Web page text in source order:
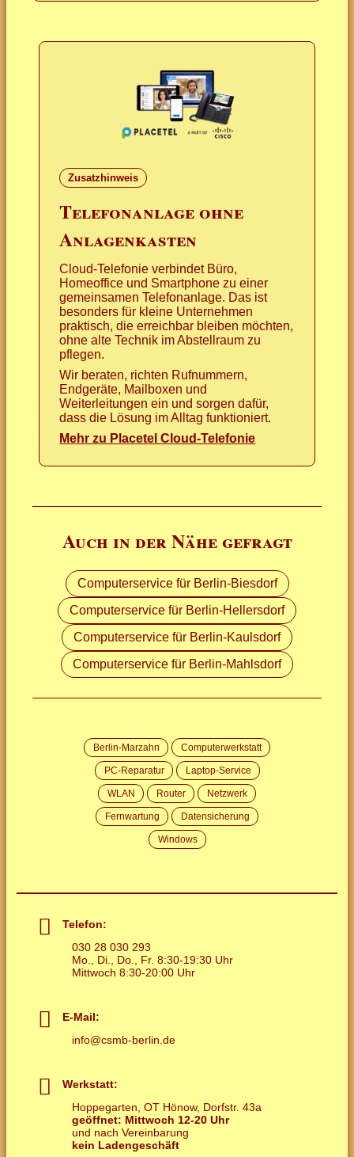
Zusatzhinweis
Telefonanlage ohne
Anlagenkasten
Cloud-Telefonie verbindet Büro,
Homeoffice und Smartphone zu einer
gemeinsamen Telefonanlage. Das ist
besonders für kleine Unternehmen
praktisch, die erreichbar bleiben möchten,
ohne alte Technik im Abstellraum zu
pflegen.
Wir beraten, richten Rufnummern,
Endgeräte, Mailboxen und
Weiterleitungen ein und sorgen dafür,
dass die Lösung im Alltag funktioniert.
Mehr zu Placetel Cloud-Telefonie
Auch in der Nähe gefragt
Computerservice für Berlin-Biesdorf
Computerservice für Berlin-Hellersdorf
Computerservice für Berlin-Kaulsdorf
Computerservice für Berlin-Mahlsdorf
Berlin-Marzahn Computerwerkstatt
PC-Reparatur Laptop-Service
WLAN Router Netzwerk
Fernwartung Datensicherung
Windows
Telefon:
030 28 030 293
Mo., Di., Do., Fr. 8:30-19:30 Uhr
Mittwoch 8:30-20:00 Uhr
E-Mail:
info@csmb-berlin.de
Werkstatt:
Hoppegarten, OT Hönow, Dorfstr. 43a
geöffnet: Mittwoch 12-20 Uhr
und nach Vereinbarung
kein Ladengeschäft